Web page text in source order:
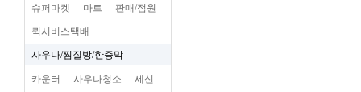
슈퍼마켓 마트 판매/점원
퀵서비스택배
사우나/찜질방/한증막
카운터 사우나청소 세신